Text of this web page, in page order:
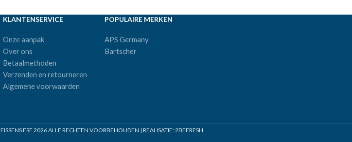
KLANTENSERVICE
Onze aanpak
Over ons
Betaalmethoden
Verzenden en retourneren
Algemene voorwaarden
POPULAIRE MERKEN
APS Germany
Bartscher
EISSENS FSE 2026 ALLE RECHTEN VOORBEHOUDEN | REALISATIE:2BEFRESH